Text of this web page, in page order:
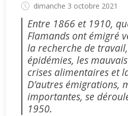
dimanche 3 octobre 2021
Entre 1866 et 1910,
Flamands ont émigré
la recherche de
épidémies, les
crises alimentaires et
D’autres émigrations,
importantes, se
1950.